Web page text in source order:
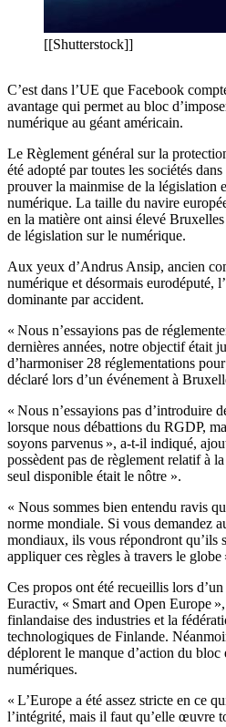
[[Shutterstock]]
C’est dans l’UE que Facebook
avantage qui permet au bloc
numérique au géant américain.
Le Règlement général sur la
été adopté par toutes les sociétés
prouver la mainmise de la législation
numérique. La taille du navire
en la matière ont ainsi élevé
de législation sur le numérique.
Aux yeux d’Andrus Ansip, ancien
numérique et désormais eurodéputé,
dominante par accident.
« Nous n’essayions pas de
dernières années, notre objectif était
d’harmoniser 28 réglementations
déclaré lors d’un événement à
« Nous n’essayions pas d’introduire
lorsque nous débattions du RGDP,
soyons parvenus », a-t-il indiqué,
possèdent pas de règlement relatif à
seul disponible était le nôtre ».
« Nous sommes bien entendu ravis
norme mondiale. Si vous demandez
mondiaux, ils vous répondront qu’ils
appliquer ces règles à travers le globe
Ces propos ont été recueillis lors
Euractiv, « Smart and Open Europe
finlandaise des industries et la
technologiques de Finlande.
déplorent le manque d’action du bloc
numériques.
« L’Europe a été assez stricte en ce
l’intégrité, mais il faut qu’elle œuvre